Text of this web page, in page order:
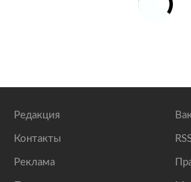
Редакция
Контакты
Реклама